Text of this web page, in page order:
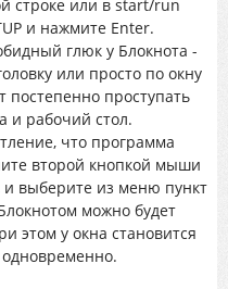
строке или в start/run
и нажмите Enter.
глюк у Блокнота -
или просто по окну
постепенно проступать
и рабочий стол.
что программа
второй кнопкой мыши
и выберите из меню пункт
можно будет
этом у окна становится